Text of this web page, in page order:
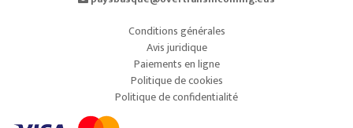
Conditions générales
Avis juridique
Paiements en ligne
Politique de cookies
Politique de confidentialité